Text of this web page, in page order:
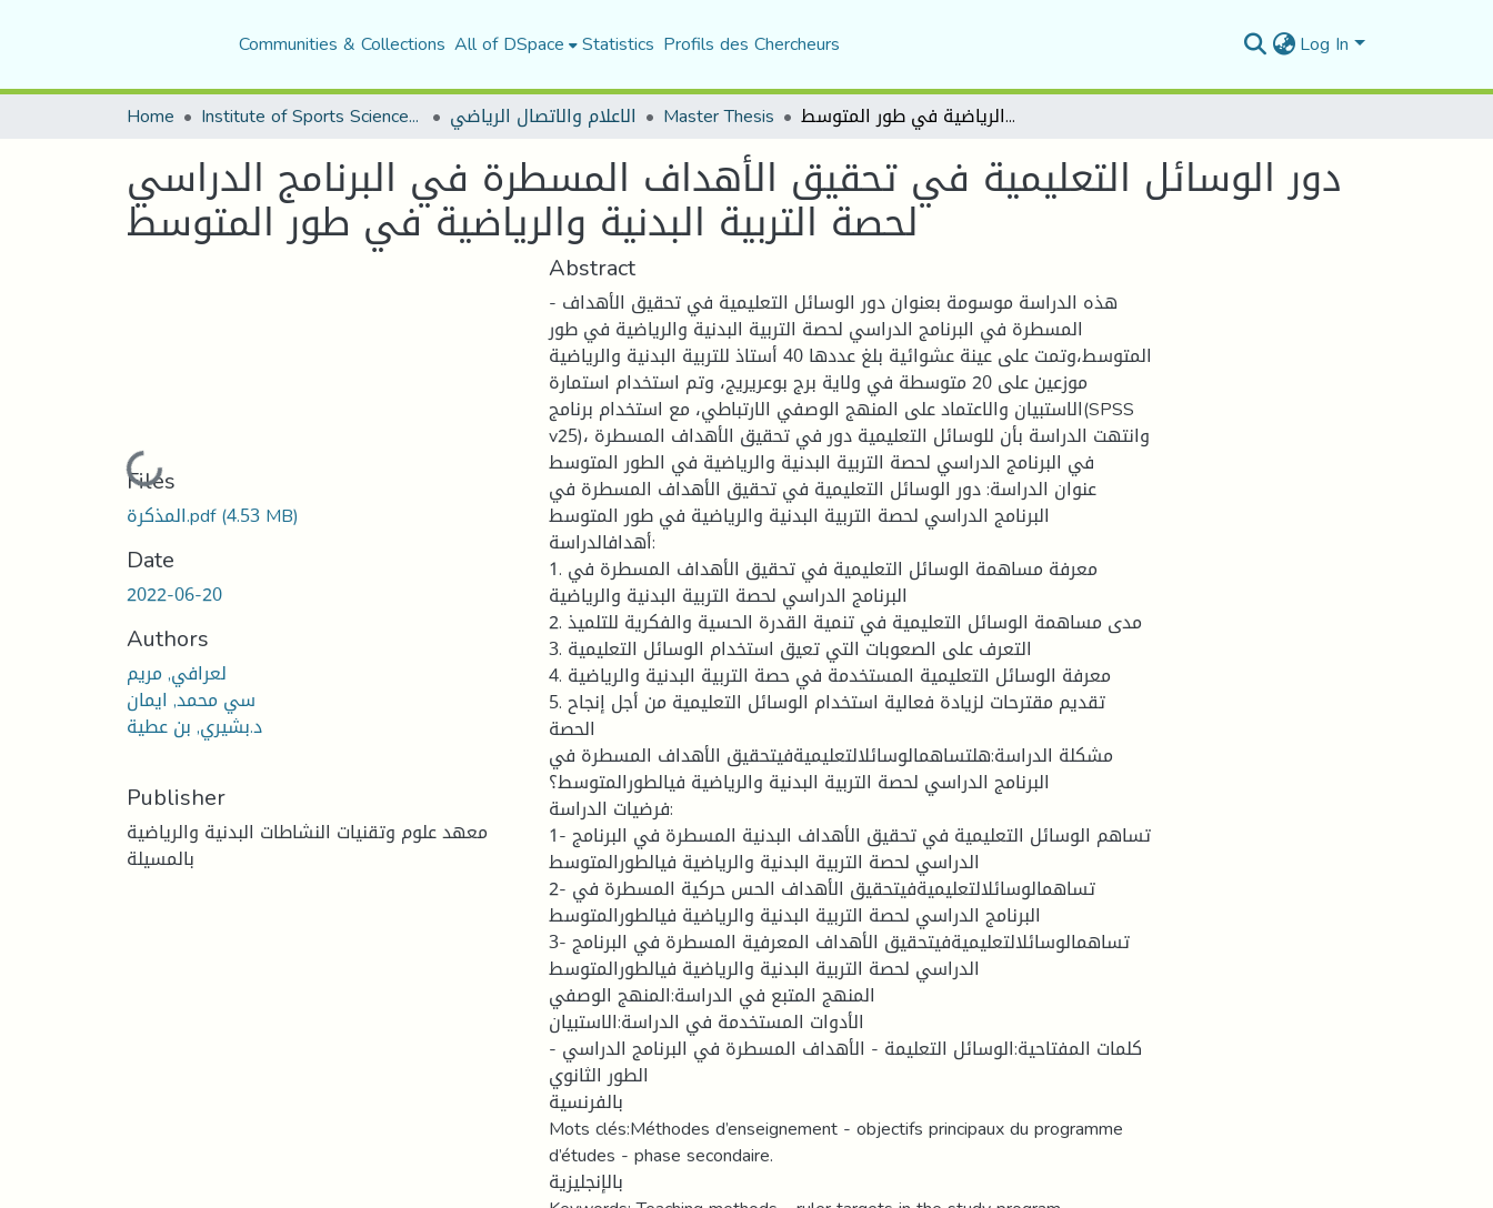
Communities & Collections All of DSpace Statistics Profils des Chercheurs Log In
Home Institute of Sports Sciences and Techniques الاعلام والاتصال الرياضي Master Thesis دور الوسائل التعليمية في تحقيق الأهداف المسطرة في البرنامج الدراسي لحصة التربية البدنية والرياضية في طور المتوسط
دور الوسائل التعليمية في تحقيق الأهداف المسطرة في البرنامج الدراسي
لحصة التربية البدنية والرياضية في طور المتوسط
Loading...
Files
المذكرة.pdf(4.53 MB)
Date
2022-06-20
Authors
لعرافي, مريم
سي محمد, ايمان
د.بشيري, بن عطية
Publisher
معهد علوم وتقنيات النشاطات البدنية والرياضية
بالمسيلة
Abstract
- هذه الدراسة موسومة بعنوان دور الوسائل التعليمية في تحقيق الأهداف
المسطرة في البرنامج الدراسي لحصة التربية البدنية والرياضية في طور
المتوسط،وتمت على عينة عشوائية بلغ عددها 40 أستاذ للتربية البدنية والرياضية
موزعين على 20 متوسطة في ولاية برج بوعريريج، وتم استخدام استمارة
الاستبيان والاعتماد على المنهج الوصفي الارتباطي، مع استخدام برنامج(SPSS
v25)، وانتهت الدراسة بأن للوسائل التعليمية دور في تحقيق الأهداف المسطرة
في البرنامج الدراسي لحصة التربية البدنية والرياضية في الطور المتوسط
عنوان الدراسة: دور الوسائل التعليمية في تحقيق الأهداف المسطرة في
البرنامج الدراسي لحصة التربية البدنية والرياضية في طور المتوسط
أهدافالدراسة:
1. معرفة مساهمة الوسائل التعليمية في تحقيق الأهداف المسطرة في
البرنامج الدراسي لحصة التربية البدنية والرياضية
2. مدى مساهمة الوسائل التعليمية في تنمية القدرة الحسية والفكرية للتلميذ
3. التعرف على الصعوبات التي تعيق استخدام الوسائل التعليمية
4. معرفة الوسائل التعليمية المستخدمة في حصة التربية البدنية والرياضية
5. تقديم مقترحات لزيادة فعالية استخدام الوسائل التعليمية من أجل إنجاح
الحصة
مشكلة الدراسة:هلتساهمالوسائلالتعليميةفيتحقيق الأهداف المسطرة في
البرنامج الدراسي لحصة التربية البدنية والرياضية فيالطورالمتوسط؟
فرضيات الدراسة:
1- تساهم الوسائل التعليمية في تحقيق الأهداف البدنية المسطرة في البرنامج
الدراسي لحصة التربية البدنية والرياضية فيالطورالمتوسط
2- تساهمالوسائلالتعليميةفيتحقيق الأهداف الحس حركية المسطرة في
البرنامج الدراسي لحصة التربية البدنية والرياضية فيالطورالمتوسط
3- تساهمالوسائلالتعليميةفيتحقيق الأهداف المعرفية المسطرة في البرنامج
الدراسي لحصة التربية البدنية والرياضية فيالطورالمتوسط
المنهج المتبع في الدراسة:المنهج الوصفي
الأدوات المستخدمة في الدراسة:الاستبيان
كلمات المفتاحية:الوسائل التعليمة - الأهداف المسطرة في البرنامج الدراسي -
الطور الثانوي
بالفرنسية
Mots clés:Méthodes d’enseignement - objectifs principaux du programme
d’études - phase secondaire.
بالإنجليزية